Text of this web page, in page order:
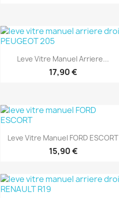
Aperçu rapide
Leve Vitre Manuel Arriere...
17,90 €
Aperçu rapide
Leve Vitre Manuel FORD ESCORT
15,90 €